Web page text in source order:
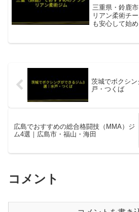
三重県・鈴鹿
リアン柔術チ
も安心して始
茨城でボクシ
戸・つくば
広島でおすすめの総合格闘技（MMA）ジ
ム4選｜広島市・福山・海田
コメント